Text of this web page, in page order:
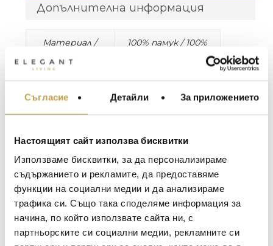
Съгласие Детайли За приложението
Настоящият сайт използва бисквитки
Използваме бисквитки, за да персонализираме
съдържанието и рекламите, да предоставяме
функции на социални медии и да анализираме
трафика си. Също така споделяме информация за
начина, по който използвате сайта ни, с
партньорските си социални медии, рекламните си
Допълнителна информация
Материал /
100% памук / 100%
Dimensions
Sheet: 260X220 cm
shams: 51X71 cm
Bottom Sheet:
270X290 cm
* Комплектът включва горен чаршаф,
долен чаршаф и 2 калъфки за възглавници. /
Sheet set includes a top sheet, two shams, and
МЕБЕЛИ ЗА ДОМА И
ЗА МАСАТА
ТЕКСТИЛ ЗА ДОМА
АРОМАТИ ЗА ДОМА
ИЗКУСТВО И КНИГИ
BACCARAT
TOM DIXON
MICHAEL ARAM
ASSOULINE